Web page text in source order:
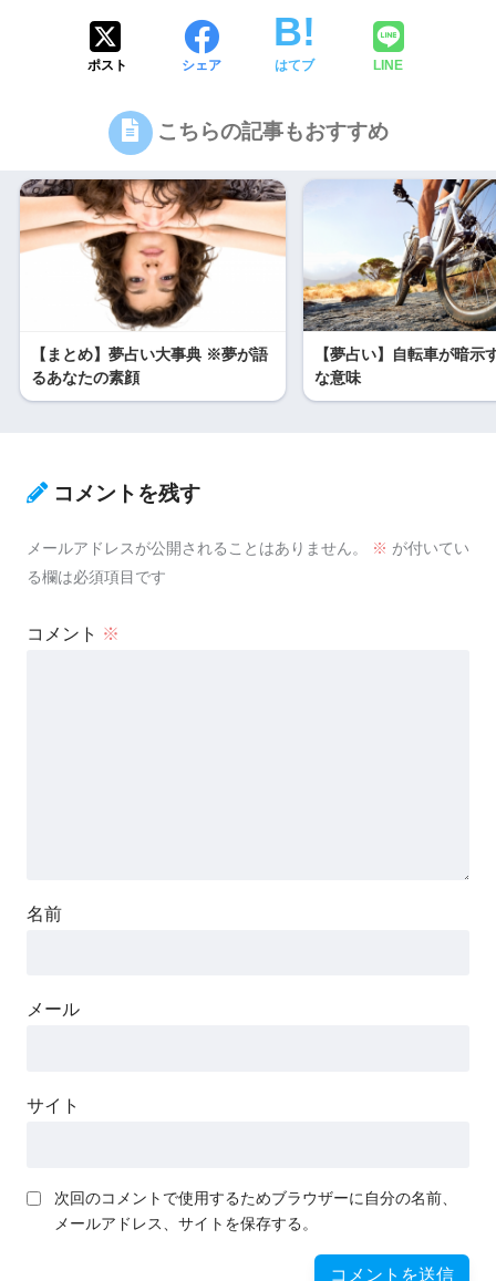
ポスト シェア はてブ LINE
こちらの記事もおすすめ
【まとめ】夢占い大事典 ※夢が語
るあなたの素顔
【夢占い】自転車が暗示
な意味
コメントを残す
メールアドレスが公開されることはありません。 ※ が付いてい
る欄は必須項目です
コメント ※
名前
メール
サイト
次回のコメントで使用するためブラウザーに自分の名前、
メールアドレス、サイトを保存する。